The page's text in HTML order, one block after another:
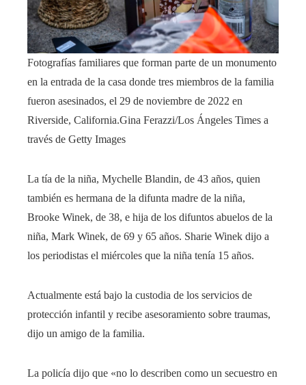
Fotografías familiares que forman parte de un monumento
en la entrada de la casa donde tres miembros de la familia
fueron asesinados, el 29 de noviembre de 2022 en
Riverside, California.Gina Ferazzi/Los Ángeles Times a
través de Getty Images
La tía de la niña, Mychelle Blandin, de 43 años, quien
también es hermana de la difunta madre de la niña,
Brooke Winek, de 38, e hija de los difuntos abuelos de la
niña, Mark Winek, de 69 y 65 años. Sharie Winek dijo a
los periodistas el miércoles que la niña tenía 15 años.
Actualmente está bajo la custodia de los servicios de
protección infantil y recibe asesoramiento sobre traumas,
dijo un amigo de la familia.
La policía dijo que «no lo describen como un secuestro en